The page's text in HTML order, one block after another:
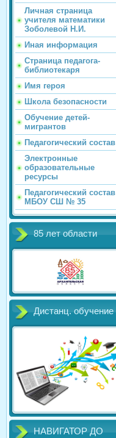
Личная страница
учителя математики
Зоболевой Н.И.
Иная информация
Страница педагога-
библиотекаря
Имя героя
Школа безопасности
Обучение детей-
мигрантов
Педагогический состав
Электронные
образовательные
ресурсы
Педагогический состав
МБОУ СШ № 35
85 лет области
Дистанц. обучение
НАВИГАТОР ДО